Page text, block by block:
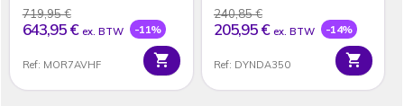
719,95 €
643,95 € ex. BTW -11%
Ref: MOR7AVHF
240,85 €
205,95 € ex. BTW -14%
Ref: DYNDA350